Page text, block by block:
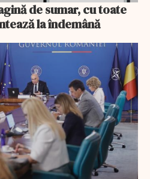
de sumar, cu toate
la îndemână